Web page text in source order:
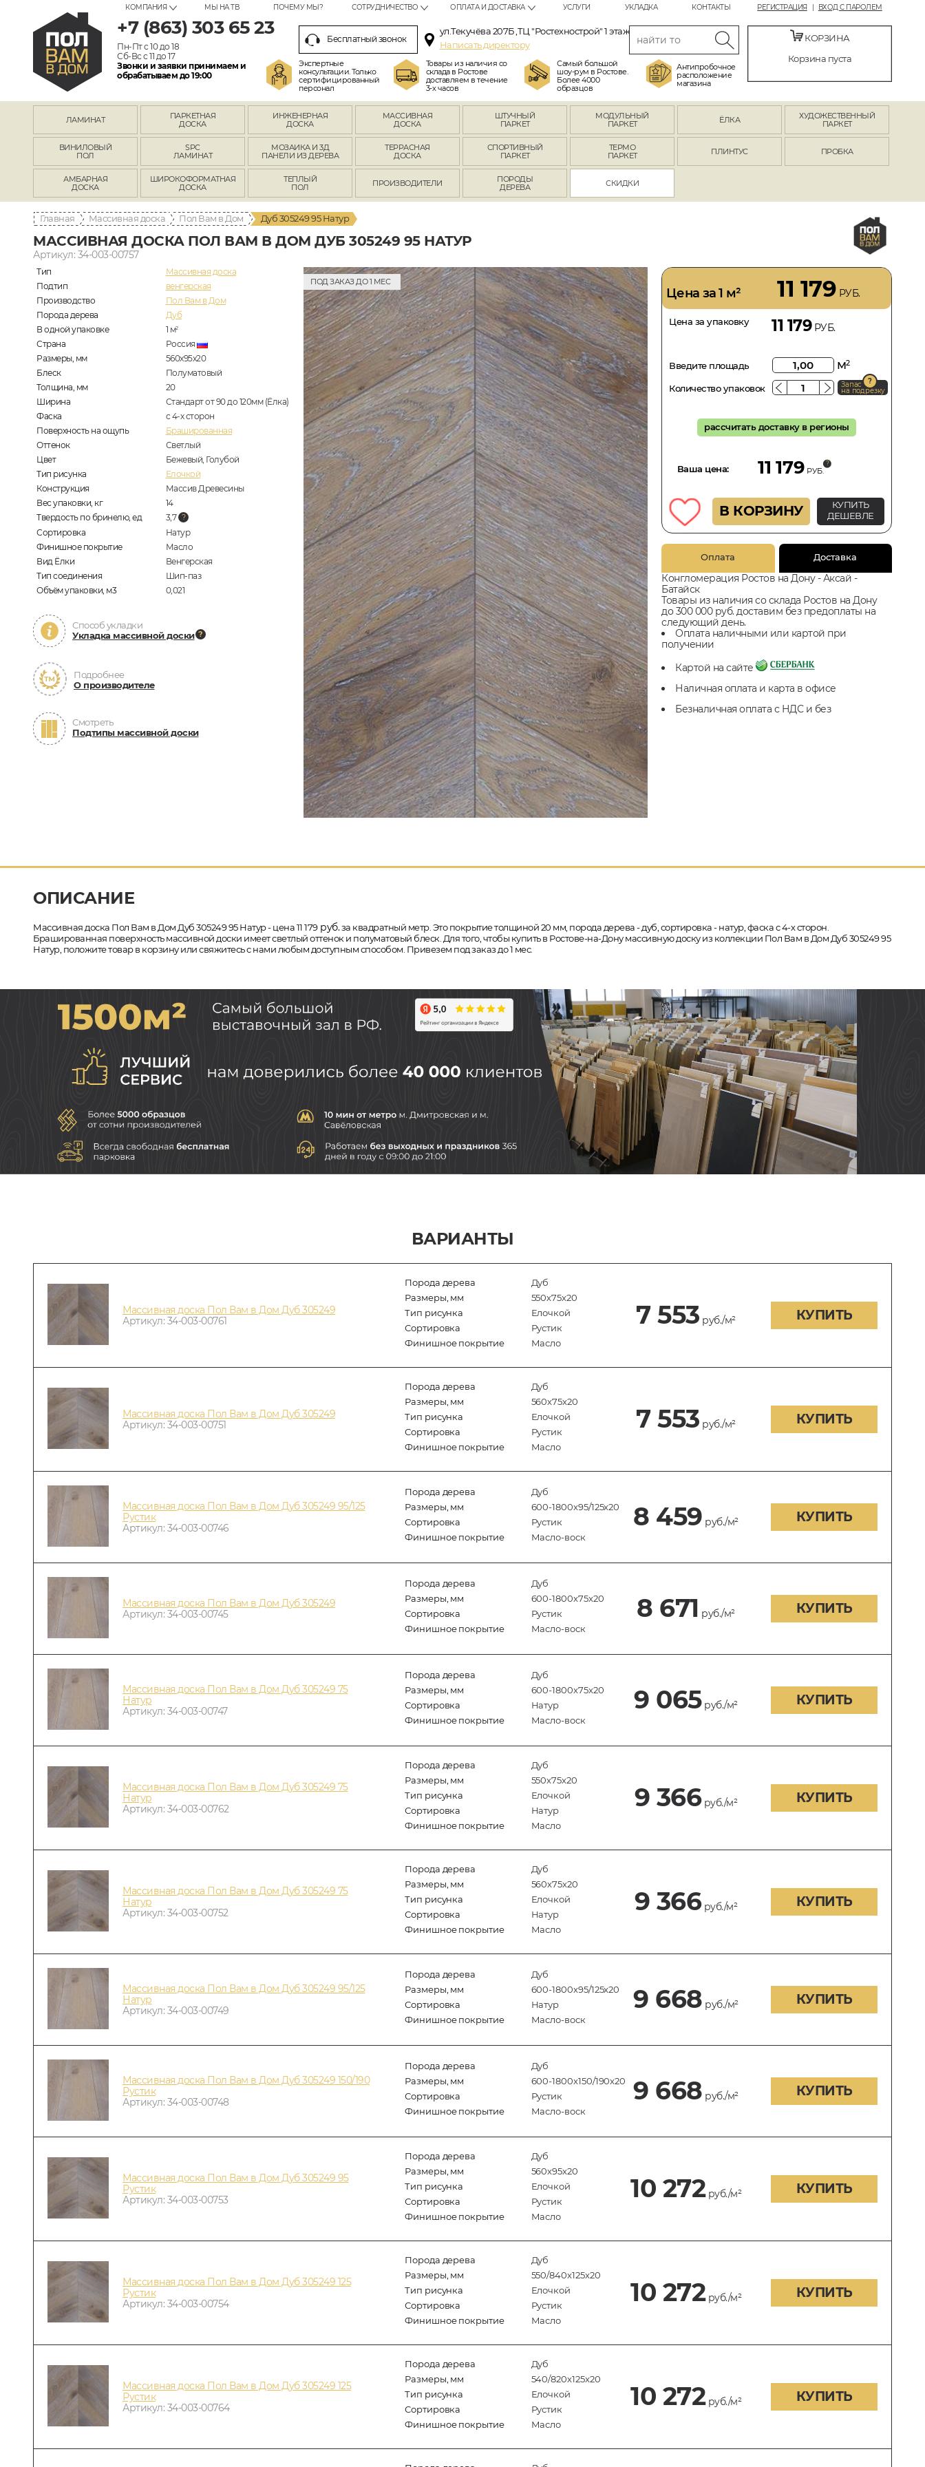
РЕГИСТРАЦИЯ ВХОД С ПАРОЛЕМ
КОМПАНИЯ МЫ НА ТВ ПОЧЕМУ МЫ? СОТРУДНИЧЕСТВО ОПЛАТА И ДОСТАВКА УСЛУГИ УКЛАДКА КОНТАКТЫ
+7 (863) 303 65 23
Пн-Пт с 10 до 18
Сб-Вс с 11 до 17
Звонки и заявки принимаем и
обрабатываем до 19:00
Бесплатный звонок
ул.Текучёва 207Б ,ТЦ "Ростехнострой" 1 этаж
Написать директору
Экспертные
консультации. Только
сертифицированный
персонал
Товары из наличия со
склада в Ростове
доставляем в течение
3-х часов
Самый большой
шоу-рум в Ростове.
Более 4000
образцов
Антипробочное
расположение
магазина
КОРЗИНА
Корзина пуста
ЛАМИНАТ
ПАРКЕТНАЯ
ДОСКА
ИНЖЕНЕРНАЯ
ДОСКА
МАССИВНАЯ
ДОСКА
ШТУЧНЫЙ
ПАРКЕТ
МОДУЛЬНЫЙ
ПАРКЕТ
ЁЛКА
ХУДОЖЕСТВЕННЫЙ
ПАРКЕТ
ВИНИЛОВЫЙ
ПОЛ
SPC
ЛАМИНАТ
МОЗАИКА И 3Д
ПАНЕЛИ ИЗ ДЕРЕВА
ТЕРРАСНАЯ
ДОСКА
СПОРТИВНЫЙ
ПАРКЕТ
ТЕРМО
ПАРКЕТ
ПЛИНТУС ПРОБКА
АМБАРНАЯ
ДОСКА
ШИРОКОФОРМАТНАЯ
ДОСКА
ТЕПЛЫЙ
ПОЛ
ПРОИЗВОДИТЕЛИ
ПОРОДЫ
ДЕРЕВА
СКИДКИ
Главная Массивная доска Пол Вам в Дом Дуб 305249 95 Натур
МАССИВНАЯ ДОСКА ПОЛ ВАМ В ДОМ ДУБ 305249 95 НАТУР
Артикул: 34-003-00757
Тип
Массивная доска
Подтип
венгерская
Производство
Пол Вам в Дом
Порода дерева
Дуб
В одной упаковке
1 м2
Страна
Россия
Размеры, мм
560x95x20
Блеск
Полуматовый
Толщина, мм
20
Ширина
Стандарт от 90 до 120мм (Ёлка)
Фаска
с 4-х сторон
Поверхность на ощупь
Брашированная
Оттенок
Светлый
Цвет
Бежевый, Голубой
Тип рисунка
Елочкой
Конструкция
Массив Древесины
Вес упаковки, кг
14
Твердость по бринелю, ед
3,7
Сортировка
Натур
Финишное покрытие
Масло
Вид Ёлки
Венгерская
Тип соединения
Шип-паз
Объём упаковки, м3
0,021
Способ укладки
Укладка массивной доски
Подробнее
О производителе
Смотреть
Подтипы массивной доски
ПОД ЗАКАЗ ДО 1 МЕС
Цена за 1 м² 11 179 РУБ.
Цена за упаковку 11 179РУБ.
Введите площадь м2
Количество упаковок Запас
на подрезку
рассчитать доставку в регионы
Ваша цена: 11 179 РУБ.
В КОРЗИНУ
КУПИТЬ
ДЕШЕВЛЕ
Оплата Доставка
Конгломерация Ростов на Дону - Аксай -
Батайск
Товары из наличия со склада Ростов на Дону
до 300 000 руб. доставим без предоплаты на
следующий день.
Оплата наличными или картой при
получении
Картой на сайте
Наличная оплата и карта в офисе
Безналичная оплата с НДС и без
ОПИСАНИЕ
Массивная доска Пол Вам в Дом Дуб 305249 95 Натур - цена 11 179руб.за квадратный метр. Это покрытие толщиной 20 мм, порода дерева - дуб, сортировка - натур, фаска с 4-х сторон.
Брашированная поверхность массивной доски имеет светлый оттенок и полуматовый блеск. Для того, чтобы купить в Ростове-на-Дону массивную доску из коллекции Пол Вам в Дом Дуб 305249 95
Натур, положите товар в корзину или свяжитесь с нами любым доступным способом. Привезем под заказ до 1 мес.
ВАРИАНТЫ
Массивная доска Пол Вам в Дом Дуб 305249
Артикул: 34-003-00761
Порода дерева
Дуб
Размеры, мм
550x75x20
Тип рисунка
Елочкой
Сортировка
Рустик
Финишное покрытие
Масло
7 553 руб./м² КУПИТЬ
Массивная доска Пол Вам в Дом Дуб 305249
Артикул: 34-003-00751
Порода дерева
Дуб
Размеры, мм
560x75x20
Тип рисунка
Елочкой
Сортировка
Рустик
Финишное покрытие
Масло
7 553 руб./м² КУПИТЬ
Массивная доска Пол Вам в Дом Дуб 305249 95/125
Рустик
Артикул: 34-003-00746
Порода дерева
Дуб
Размеры, мм
600-1800x95/125x20
Сортировка
Рустик
Финишное покрытие
Масло-воск
8 459 руб./м² КУПИТЬ
Массивная доска Пол Вам в Дом Дуб 305249
Артикул: 34-003-00745
Порода дерева
Дуб
Размеры, мм
600-1800x75x20
Сортировка
Рустик
Финишное покрытие
Масло-воск
8 671 руб./м² КУПИТЬ
Массивная доска Пол Вам в Дом Дуб 305249 75
Натур
Артикул: 34-003-00747
Порода дерева
Дуб
Размеры, мм
600-1800x75x20
Сортировка
Натур
Финишное покрытие
Масло-воск
9 065руб./м² КУПИТЬ
Массивная доска Пол Вам в Дом Дуб 305249 75
Натур
Артикул: 34-003-00762
Порода дерева
Дуб
Размеры, мм
550x75x20
Тип рисунка
Елочкой
Сортировка
Натур
Финишное покрытие
Масло
9 366руб./м² КУПИТЬ
Массивная доска Пол Вам в Дом Дуб 305249 75
Натур
Артикул: 34-003-00752
Порода дерева
Дуб
Размеры, мм
560x75x20
Тип рисунка
Елочкой
Сортировка
Натур
Финишное покрытие
Масло
9 366руб./м² КУПИТЬ
Массивная доска Пол Вам в Дом Дуб 305249 95/125
Натур
Артикул: 34-003-00749
Порода дерева
Дуб
Размеры, мм
600-1800x95/125x20
Сортировка
Натур
Финишное покрытие
Масло-воск
9 668 руб./м² КУПИТЬ
Массивная доска Пол Вам в Дом Дуб 305249 150/190
Рустик
Артикул: 34-003-00748
Порода дерева
Дуб
Размеры, мм
600-1800x150/190x20
Сортировка
Рустик
Финишное покрытие
Масло-воск
9 668 руб./м² КУПИТЬ
Массивная доска Пол Вам в Дом Дуб 305249 95
Рустик
Артикул: 34-003-00753
Порода дерева
Дуб
Размеры, мм
560x95x20
Тип рисунка
Елочкой
Сортировка
Рустик
Финишное покрытие
Масло
10 272руб./м² КУПИТЬ
Массивная доска Пол Вам в Дом Дуб 305249 125
Рустик
Артикул: 34-003-00754
Порода дерева
Дуб
Размеры, мм
550/840x125x20
Тип рисунка
Елочкой
Сортировка
Рустик
Финишное покрытие
Масло
10 272руб./м² КУПИТЬ
Массивная доска Пол Вам в Дом Дуб 305249 125
Рустик
Артикул: 34-003-00764
Порода дерева
Дуб
Размеры, мм
540/820x125x20
Тип рисунка
Елочкой
Сортировка
Рустик
Финишное покрытие
Масло
10 272руб./м² КУПИТЬ